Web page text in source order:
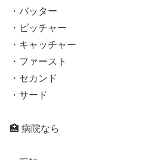
・バッター
・ピッチャー
・キャッチャー
・ファースト
・セカンド
・サード
🏥 病院なら